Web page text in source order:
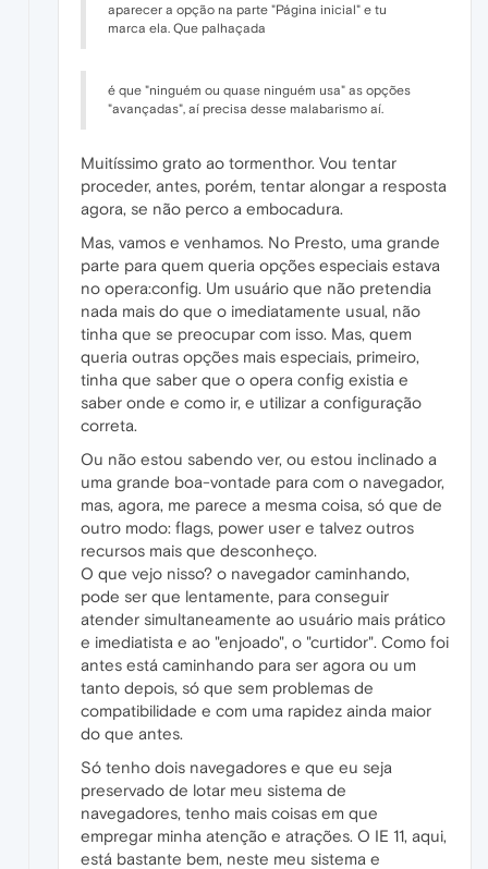
aparecer a opção na parte "Página inicial" e tu
marca ela. Que palhaçada
é que "ninguém ou quase ninguém usa" as opções
"avançadas", aí precisa desse malabarismo aí.
Muitíssimo grato ao tormenthor. Vou tentar
proceder, antes, porém, tentar alongar a resposta
agora, se não perco a embocadura.
Mas, vamos e venhamos. No Presto, uma grande
parte para quem queria opções especiais estava
no opera:config. Um usuário que não pretendia
nada mais do que o imediatamente usual, não
tinha que se preocupar com isso. Mas, quem
queria outras opções mais especiais, primeiro,
tinha que saber que o opera config existia e
saber onde e como ir, e utilizar a configuração
correta.
Ou não estou sabendo ver, ou estou inclinado a
uma grande boa-vontade para com o navegador,
mas, agora, me parece a mesma coisa, só que de
outro modo: flags, power user e talvez outros
recursos mais que desconheço.
O que vejo nisso? o navegador caminhando,
pode ser que lentamente, para conseguir
atender simultaneamente ao usuário mais prático
e imediatista e ao "enjoado", o "curtidor". Como foi
antes está caminhando para ser agora ou um
tanto depois, só que sem problemas de
compatibilidade e com uma rapidez ainda maior
do que antes.
Só tenho dois navegadores e que eu seja
preservado de lotar meu sistema de
navegadores, tenho mais coisas em que
empregar minha atenção e atrações. O IE 11, aqui,
está bastante bem, neste meu sistema e